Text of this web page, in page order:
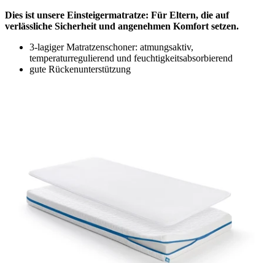
Dies ist unsere Einsteigermatratze: Für Eltern, die auf
verlässliche Sicherheit und angenehmen Komfort setzen.
3-lagiger Matratzenschoner: atmungsaktiv,
temperaturregulierend und feuchtigkeitsabsorbierend
gute Rückenunterstützung